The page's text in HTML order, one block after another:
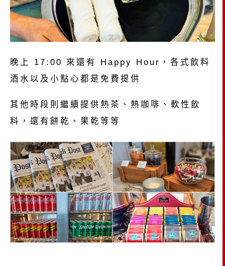
晚上 17:00 來還有 Happy Hour，各式飲料
酒水以及小點心都是免費提供
其他時段則繼續提供熱茶、熱咖啡、軟性飲
料，還有餅乾、果乾等等